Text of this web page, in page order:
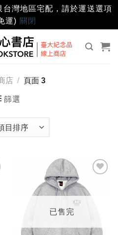
灣地區宅配，請於運送選項
運) 關閉
店 / 頁面 3
篩選
已售完